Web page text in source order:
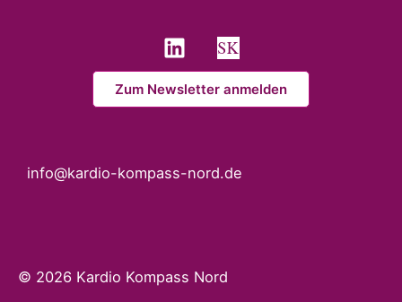
L
i
n
k
i
Zum Newsletter anmelden
info@kardio-kompass-nord.de
© 2026 Kardio Kompass Nord